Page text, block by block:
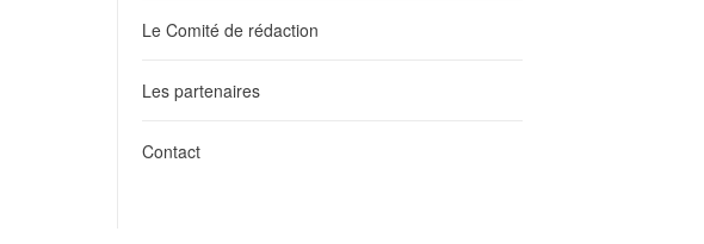
Le Comité de rédaction
Les partenaires
Contact